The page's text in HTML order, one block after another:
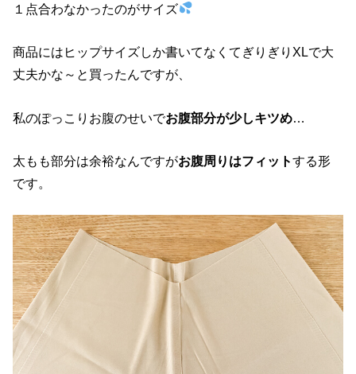
１点合わなかったのがサイズ
商品にはヒップサイズしか書いてなくてぎりぎりXLで大
丈夫かな～と買ったんですが、
私のぽっこりお腹のせいでお腹部分が少しキツめ
太もも部分は余裕なんですがお腹周りはフィットする形
です。